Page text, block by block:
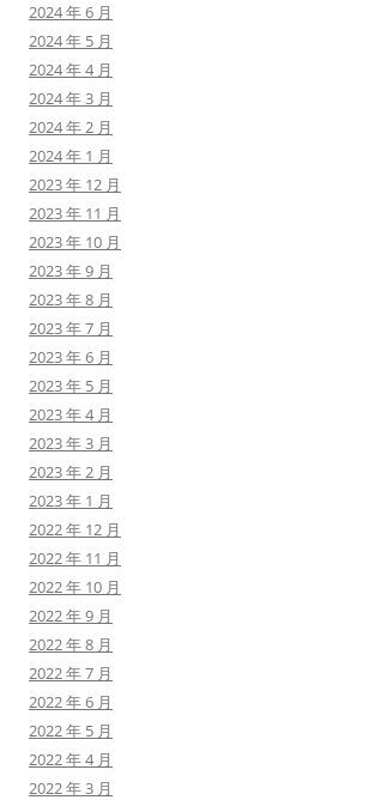
2024 年 6 月
2024 年 5 月
2024 年 4 月
2024 年 3 月
2024 年 2 月
2024 年 1 月
2023 年 12 月
2023 年 11 月
2023 年 10 月
2023 年 9 月
2023 年 8 月
2023 年 7 月
2023 年 6 月
2023 年 5 月
2023 年 4 月
2023 年 3 月
2023 年 2 月
2023 年 1 月
2022 年 12 月
2022 年 11 月
2022 年 10 月
2022 年 9 月
2022 年 8 月
2022 年 7 月
2022 年 6 月
2022 年 5 月
2022 年 4 月
2022 年 3 月